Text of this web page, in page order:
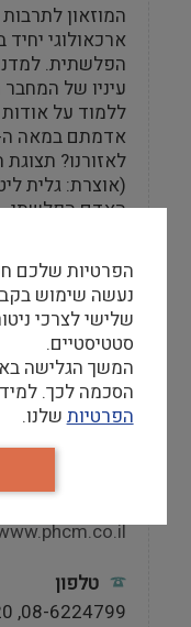
המוזאון
ארכאולוגי
הפלשתית.
עיניו של
ללמוד על
לאזורנו?
(אוצרת: גלית
האדם הפלשתי.
מידע
שעות פתיחה
המוזאון סגור
טלפון
08-6224799, 08-8679720
הפרטיות שלכם
שלישי לצרכי
סטטיסטיים.
המשך הגלישה
הסכמה לכך.
הפרטיות שלנו.